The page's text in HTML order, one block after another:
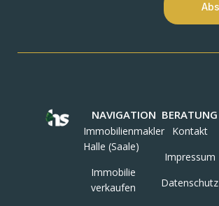
NAVIGATION
Immobilienmakler
Halle (Saale)
Immobilie
verkaufen
BERATUNG
Kontakt
Impressum
Datenschutz